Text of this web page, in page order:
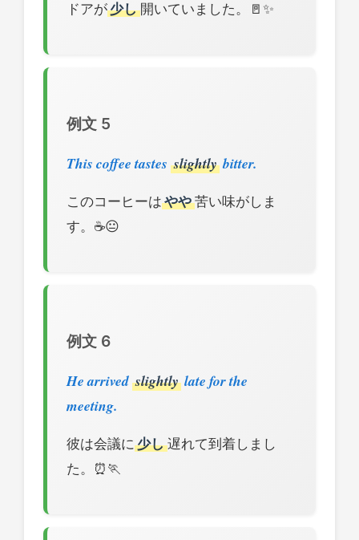
ドアが少し開いていました。🚪✨
例文 5
This coffee tastes slightly bitter.
このコーヒーは やや苦い味がしま
す。☕😐
例文 6
He arrived slightly late for the
meeting.
彼は会議に 少し遅れて到着しまし
た。⏰🏃